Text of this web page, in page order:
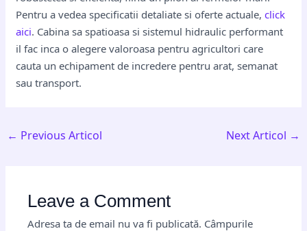
Pentru a vedea specificatii detaliate si oferte actuale,click
aici. Cabina sa spatioasa si sistemul hidraulic performant
il fac inca o alegere valoroasa pentru agricultori care
cauta un echipament de incredere pentru arat, semanat
sau transport.
← Previous Articol Next Articol →
Leave a Comment
Adresa ta de email nu va fi publicată. Câmpurile